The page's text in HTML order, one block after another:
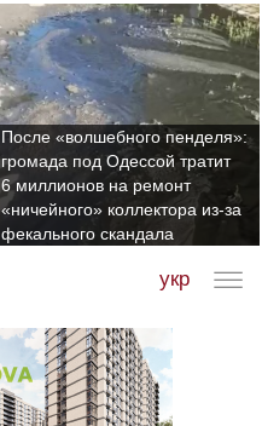
После «волшебного пенделя»:
громада под Одессой тратит
6 миллионов на ремонт
«ничейного» коллектора из-за
фекального скандала
укр